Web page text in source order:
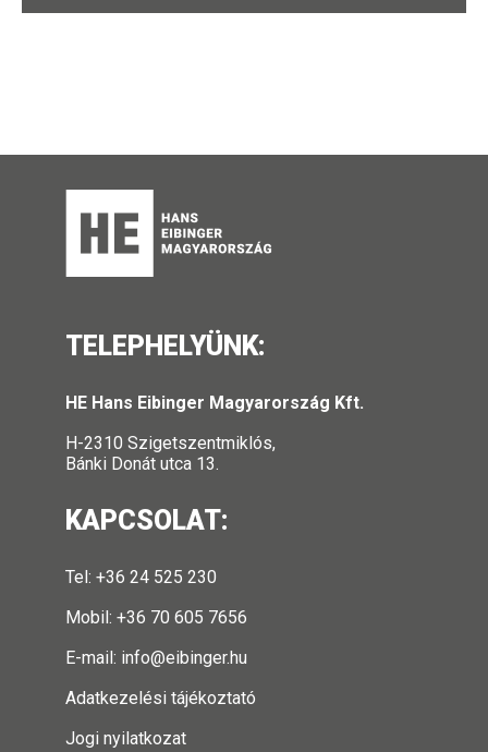
TELEPHELYÜNK:
HE Hans Eibinger Magyarország Kft.
H-2310 Szigetszentmiklós,
Bánki Donát utca 13.
KAPCSOLAT:
Tel: +36 24 525 230
Mobil: +36 70 605 7656
E-mail: info@eibinger.hu
Adatkezelési tájékoztató
Jogi nyilatkozat